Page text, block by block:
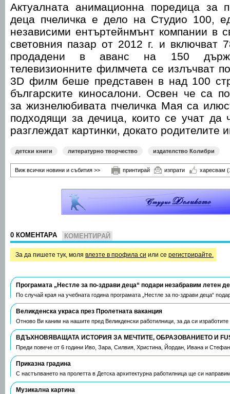
Актуалната анимационна поредица за
деца пчеличка е дело на Студио 100,
независими ентъртейнмънт компании в
световния пазар от 2012 г. и включват
продадени в аванс на 150
телевизионните филмчета се излъчват
3D филм беше представен в над 100
българските киносалони. Освен че са
за жизнелюбивата пчеличка Мая са
подходящи за дечица, които се учат да
разглеждат картинки, докато родителите
детски книги литературно творчество издателство Колибри
Виж всички новини и събития >> принтирай изпрати харесвам
0 КОМЕНТАРА КОМЕНТИРАЙ
За да пишете тук, моля влезте в профила си или се регистрирайте.
Програмата „Нестле за по-здрави деца“ подари незабравим летен
По случай края на учебната година програмата „Нестле за по-здрави деца“
Великденска украса през Пролетната ваканция
Отново Ви каним на нашите пред Великденски работилници, за да си
ВДЪХНОВЯВАЩАТА ИСТОРИЯ ЗА МЕЧТИТЕ, ОБРАЗОВАНИЕТО И
Преди повече от 6 години Иво, Зара, Силвия, Христина, Йордан, Ивана и
Приказна градина
С настъпването на пролетта в Детска архитектурна работилница ще си
Музикална картина